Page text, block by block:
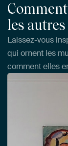
les autres
Laissez-vous
qui ornent les
comment elles